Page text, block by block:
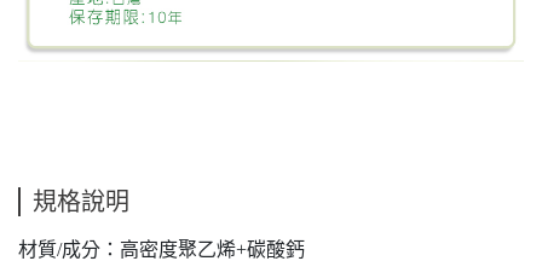
規格說明
材質/成分：高密度聚乙烯+碳酸鈣